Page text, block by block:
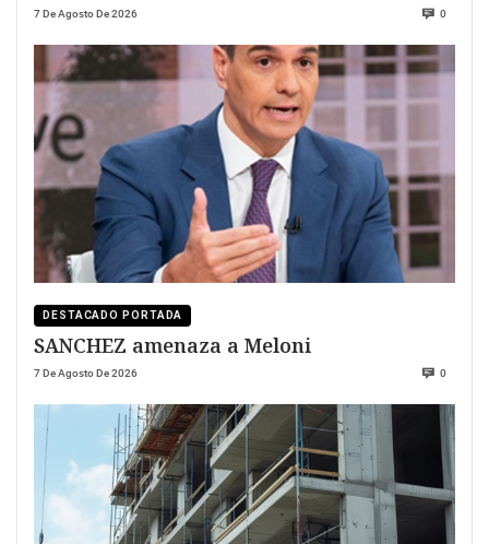
7 De Agosto De 2026 0
DESTACADO PORTADA
SANCHEZ amenaza a Meloni
7 De Agosto De 2026 0